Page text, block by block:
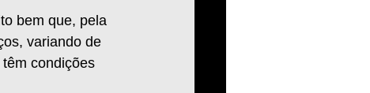
bem que, pela
variando de
condições